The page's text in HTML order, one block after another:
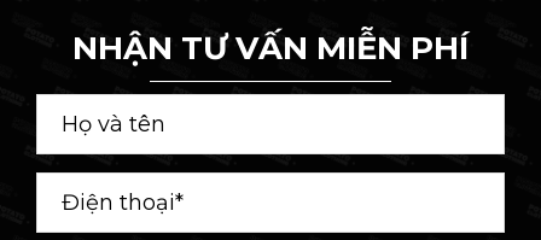
NHẬN TƯ VẤN MIỄN PHÍ